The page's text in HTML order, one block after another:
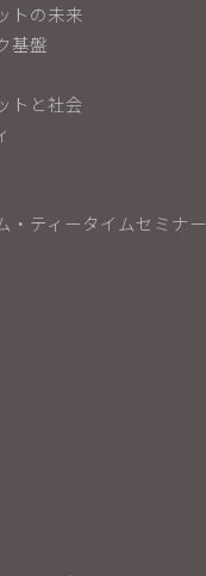
トの未来
基盤
トと社会
・ティータイムセミナー